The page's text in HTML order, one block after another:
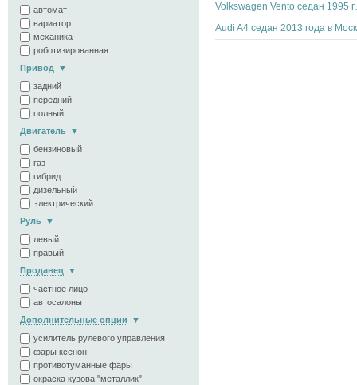
автомат
вариатор
механика
роботизированная
Привод
задний
передний
полный
Двигатель
бензиновый
газ
гибрид
дизельный
электрический
Руль
левый
правый
Продавец
частное лицо
автосалоны
Дополнительные опции
усилитель рулевого управления
фары ксенон
противотуманные фары
окраска кузова "металлик"
Audi A4 седан 2013 года в